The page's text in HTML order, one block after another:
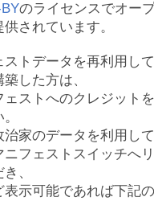
のライセンスでオー
供されています。
ストデータを再利用し
した方は、
ェストへのクレジット
治家のデータを利用し
ニフェストスイッチへ
、
表示可能であれば下記